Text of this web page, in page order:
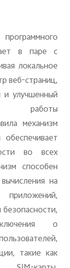
в паре с
локальное
веб-страниц,
улучшенный
работы
механизм
во всех
способен
на
о
такие как